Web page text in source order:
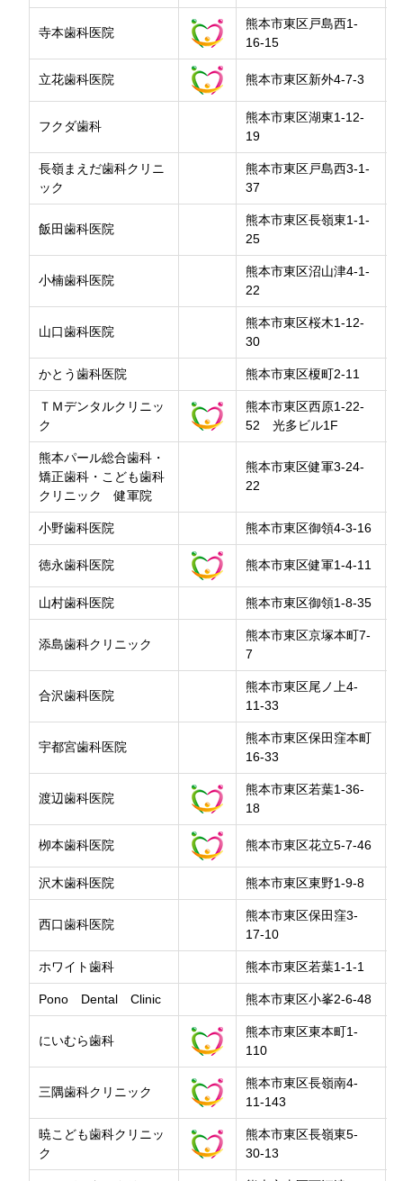
寺本歯科医院
熊本市東区戸島西1-
16-15
立花歯科医院 熊本市東区新外4-7-3
フクダ歯科
熊本市東区湖東1-12-
19
長嶺まえだ歯科クリニ
ック
熊本市東区戸島西3-1-
37
飯田歯科医院
熊本市東区長嶺東1-1-
25
小楠歯科医院
熊本市東区沼山津4-1-
22
山口歯科医院
熊本市東区桜木1-12-
30
かとう歯科医院 熊本市東区榎町2-11
ＴＭデンタルクリニッ
ク
熊本市東区西原1-22-
52 光多ビル1F
熊本パール総合歯科・
矯正歯科・こども歯科
クリニック 健軍院
熊本市東区健軍3-24-
22
小野歯科医院 熊本市東区御領4-3-16
徳永歯科医院 熊本市東区健軍1-4-11
山村歯科医院 熊本市東区御領1-8-35
添島歯科クリニック
熊本市東区京塚本町7-
7
合沢歯科医院
熊本市東区尾ノ上4-
11-33
宇都宮歯科医院
熊本市東区保田窪本町
16-33
渡辺歯科医院
熊本市東区若葉1-36-
18
栁本歯科医院 熊本市東区花立5-7-46
沢木歯科医院 熊本市東区東野1-9-8
西口歯科医院
熊本市東区保田窪3-
17-10
ホワイト歯科 熊本市東区若葉1-1-1
Pono Dental Clinic 熊本市東区小峯2-6-48
にいむら歯科
熊本市東区東本町1-
110
三隅歯科クリニック
熊本市東区長嶺南4-
11-143
暁こども歯科クリニッ
ク
熊本市東区長嶺東5-
30-13